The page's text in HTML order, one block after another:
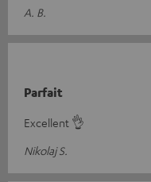
A. B.
Parfait
Excellent 👌
Nikolaj S.